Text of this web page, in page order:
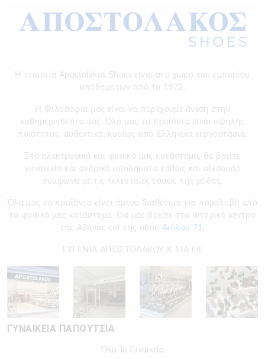
Η εταιρεία Apostolakos Shoes είναι στο χώρο του εμπορίου
υποδημάτων από το 1972.
H Φιλοσοφία μας είναι να παρέχουμε άνεση στην
καθημερινότητα σας. Όλα μας τα προϊόντα είναι υψηλής
ποιότητας, αυθεντικά, κυρίως από Ελληνικά εεργοστάσια.
Στο ηλεκτρονικό και φυσικό μας κατάστημα, θα βρείτε
γυναικεία και ανδρικά υποδήματα καθώς και αξεσουάρ
σύμφωνα με τις τελευταίες τάσεις της μόδας.
Όλα μας τα προϊόντα είναι άμεσα διαθέσιμα για παραλαβή από
το φυσικό μας κατάστημα. Θα μας βρείτε στο ιστορικό κέντρο
της Αθήνας επί της οδού Αιόλου 71.
ΕΥΓΕΝΙΑ ΑΠΟΣΤΟΛΑΚΟΥ Κ ΣΙΑ ΟΕ
ΓΥΝΑΙΚΕΙΑ ΠΑΠΟΥΤΣΙΑ
Όλα Τα Γυναικεία